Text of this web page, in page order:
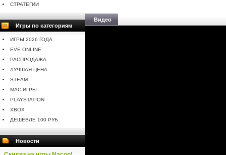
СТРАТЕГИИ
Игры по категориям
ИГРЫ 2026 ГОДА
EVE ONLINE
РАСПРОДАЖА
ЛУЧШАЯ ЦЕНА
STEAM
MAC ИГРЫ
PLAYSTATION
XBOX
ДЕШЕВЛЕ 100 РУБ
Новости
Видео